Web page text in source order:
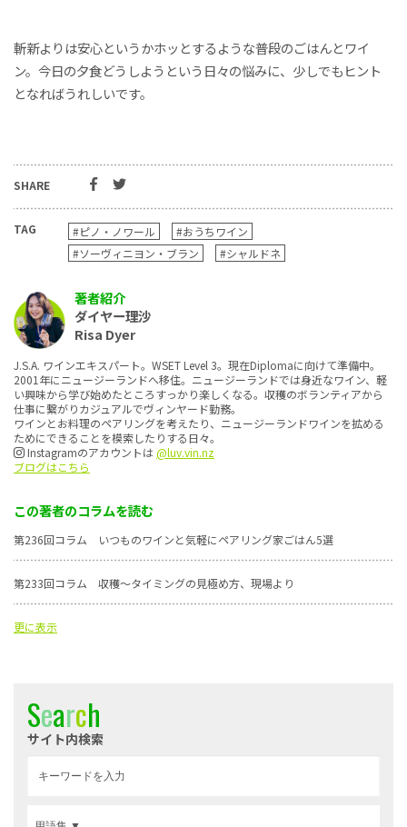
著者紹介
ダイヤー理沙
Risa Dyer
J.S.A. ワインエキスパート。WSET Level 3。現在Diplomaに向けて準備中。
2001年にニュージーランドへ移住。ニュージーランドでは身近なワイン、軽
い興味から学び始めたところすっかり楽しくなる。収穫のボランティアから
仕事に繋がりカジュアルでヴィンヤード勤務。
ワインとお料理のペアリングを考えたり、ニュージーランドワインを拡める
ためにできることを模索したりする日々。
Instagramのアカウントは @luv.vin.nz
ブログはこちら
この著者のコラムを読む
第236回コラム いつものワインと気軽にペアリング家ごはん5選
第233回コラム 収穫～タイミングの見極め方、現場より
更に表示
斬新よりは安心というかホッとするような普段のごはんとワイ
ン。今日の夕食どうしようという日々の悩みに、少しでもヒント
となればうれしいです。
SHARE
TAG #ピノ・ノワール
#おうちワイン
#ソーヴィニヨン・ブラン
#シャルドネ
Search
サイト内検索